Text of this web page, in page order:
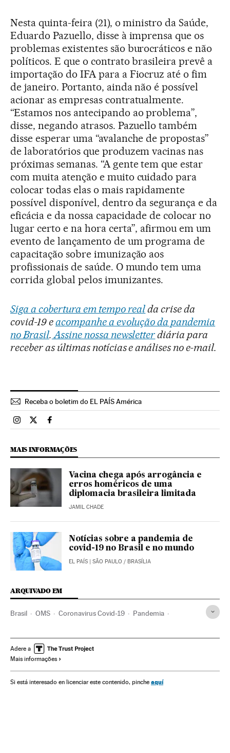
Nesta quinta-feira (21), o ministro da Saúde,
Eduardo Pazuello, disse à imprensa que os
problemas existentes são burocráticos e não
políticos. E que o contrato brasileira prevê a
importação do IFA para a Fiocruz até o fim
de janeiro. Portanto, ainda não é possível
acionar as empresas contratualmente.
“Estamos nos antecipando ao problema”,
disse, negando atrasos. Pazuello também
disse esperar uma “avalanche de propostas”
de laboratórios que produzem vacinas nas
próximas semanas. “A gente tem que estar
com muita atenção e muito cuidado para
colocar todas elas o mais rapidamente
possível disponível, dentro da segurança e da
eficácia e da nossa capacidade de colocar no
lugar certo e na hora certa”, afirmou em um
evento de lançamento de um programa de
capacitação sobre imunização aos
profissionais de saúde. O mundo tem uma
corrida global pelos imunizantes.
Siga a cobertura em tempo realda crise da
covid-19 eacompanhe a evolução da pandemia
no Brasil. Assine nossa newsletterdiária para
receber as últimas notícias e análises no e-mail.
Receba o boletim do EL PAÍS América
Brasil El País Brasil en Instagram
Brasil El País Brasil en Twitter
Brasil El País Brasil en Facebook
MAIS INFORMAÇÕES
Vacina chega após arrogância e
erros homéricos de uma
diplomacia brasileira limitada
JAMIL CHADE
Notícias sobre a pandemia de
covid-19 no Brasil e no mundo
EL PAÍS | SÃO PAULO / BRASÍLIA
ARQUIVADO EM
Brasil OMS Coronavirus Covid-19 Pandemia
Ministério Saúde Vacinas
Índia
Adere a
Mais informações
Si está interesado en licenciar este contenido, pinche aquí